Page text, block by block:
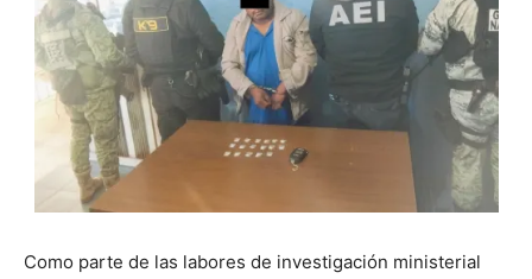
Como parte de las labores de investigación ministerial